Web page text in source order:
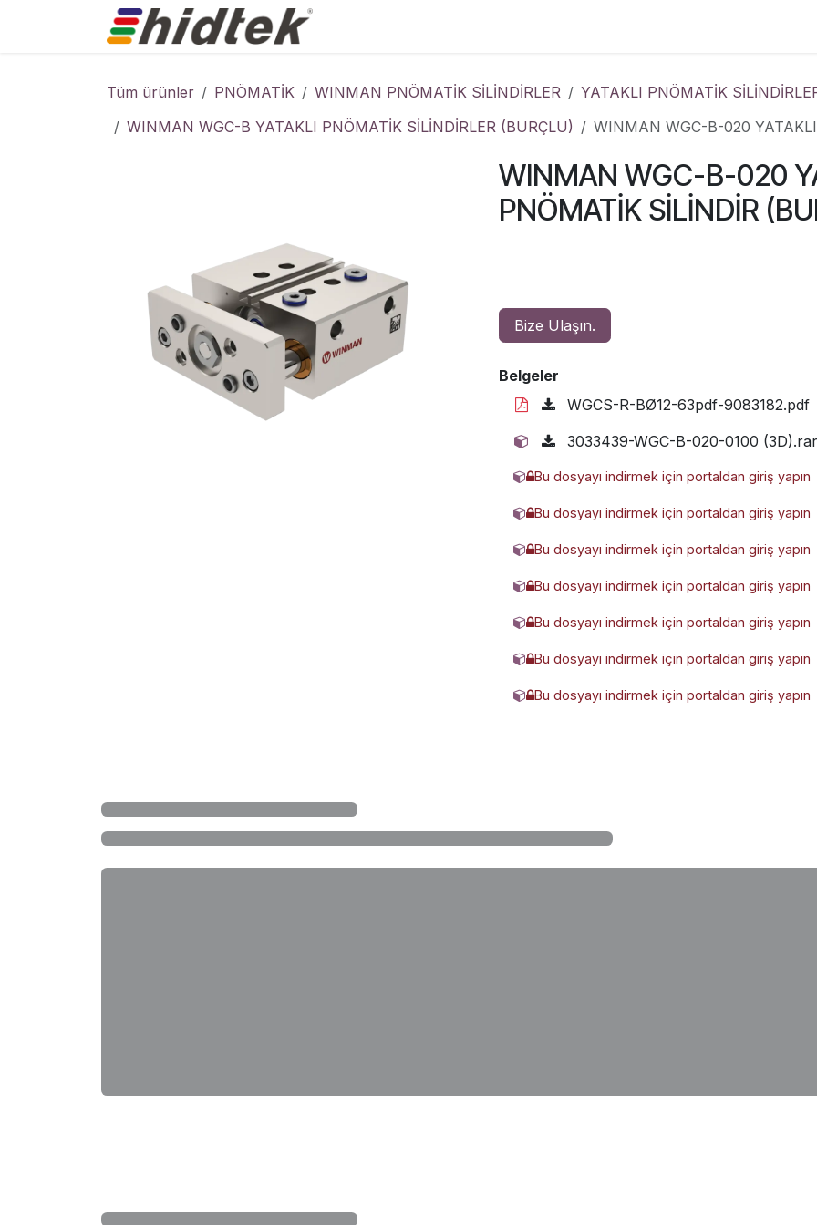
Tüm ürünler PNÖMATİK WINMAN PNÖMATİK SİLİNDİRLER
YATAKLI PNÖMATİK
WINMAN WGC-B YATAKLI PNÖMATİK SİLİNDİRLER (BURÇLU)
WINMAN WGC-B-020
WINMAN WGC-B-020
PNÖMATİK SİLİNDİR
Bize Ulaşın.
Belgeler
WGCS-R-BØ12-63pdf-9083182.pdf
3033439-WGC-B-020-0100 (3D).rar
Bu dosyayı indirmek için portaldan giriş yapın
1555996-WGC-B-020-0080 (3D).rar
Bu dosyayı indirmek için portaldan giriş yapın
7226351-WGC-B-020-0050 (3D).rar
Bu dosyayı indirmek için portaldan giriş yapın
3306232-WGC-B-020-0030 (3D).rar
Bu dosyayı indirmek için portaldan giriş yapın
3746361-WGC-B-020-0040 (3D).rar
Bu dosyayı indirmek için portaldan giriş yapın
4050601-WGC-B-020-0025 (3D).rar
Bu dosyayı indirmek için portaldan giriş yapın
2659944-WGC-B-020-0020 (3D).rar
Bu dosyayı indirmek için portaldan giriş yapın